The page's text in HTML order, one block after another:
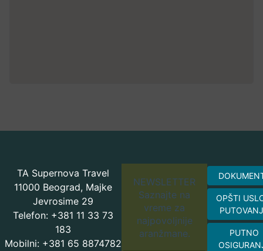
TA Supernova Travel
11000 Beograd, Majke
Jevrosime 29
Telefon: +381 11 33 73
183
Mobilni: +381 65 8874782
NEWSLETTER
Saznajte na
vreme za
najpovoljnije
aranžmane.
OPŠTI
PUTNO